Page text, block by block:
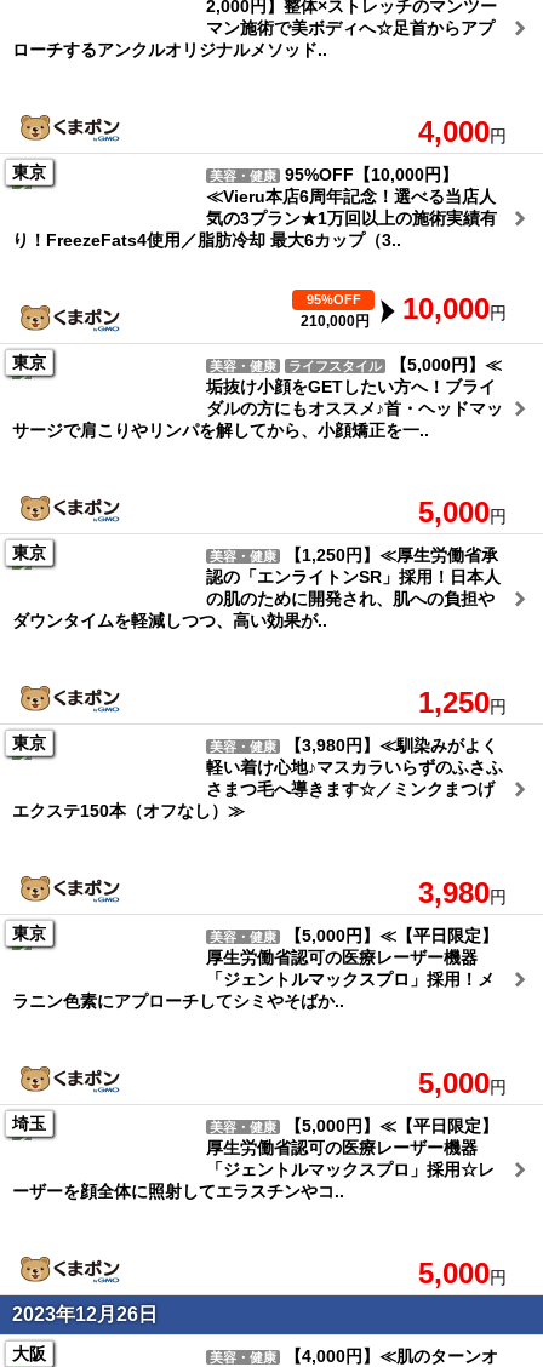
2,000円】整体×ストレッチのマンツー
マン施術で美ボディへ☆足首からアプ
ローチするアンクルオリジナルメソッド..
4,000円
東京
美容・健康 95%OFF【10,000円】
≪Vieru本店6周年記念！選べる当店人
気の3プラン★1万回以上の施術実績有
り！FreezeFats4使用／脂肪冷却 最大6カップ（3..
95%OFF
210,000円 10,000円
東京 美容・健康 ライフスタイル
【5,000円】≪
垢抜け小顔をGETしたい方へ！ブライ
ダルの方にもオススメ♪首・ヘッドマッ
サージで肩こりやリンパを解してから、小顔矯正を一..
5,000円
東京
美容・健康
【1,250円】≪厚生労働省承
認の「エンライトンSR」採用！日本人
の肌のために開発され、肌への負担や
ダウンタイムを軽減しつつ、高い効果が..
1,250円
東京
美容・健康
【3,980円】≪馴染みがよく
軽い着け心地♪マスカラいらずのふさふ
さまつ毛へ導きます☆／ミンクまつげ
エクステ150本（オフなし）≫
3,980円
東京
美容・健康
【5,000円】≪【平日限定】
厚生労働省認可の医療レーザー機器
「ジェントルマックスプロ」採用！メ
ラニン色素にアプローチしてシミやそばか..
5,000円
埼玉
美容・健康
【5,000円】≪【平日限定】
厚生労働省認可の医療レーザー機器
「ジェントルマックスプロ」採用☆レ
ーザーを顔全体に照射してエラスチンやコ..
5,000円
2023年12月26日
大阪 美容・健康
【4,000円】≪肌のターンオ